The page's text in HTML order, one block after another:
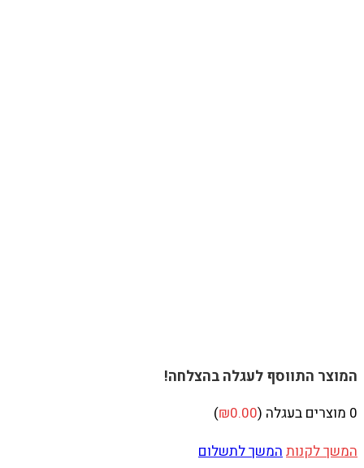
המוצר התווסף לעגלה בהצלחה!
0 מוצרים בעגלה ( ₪0.00
)
המשך לקנותהמשך לתשלום